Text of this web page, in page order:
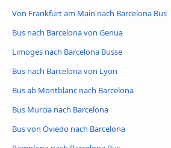
Von Frankfurt am Main nach Barcelona Bus
Bus nach Barcelona von Genua
Limoges nach Barcelona Busse
Bus nach Barcelona von Lyon
Bus ab Montblanc nach Barcelona
Bus Murcia nach Barcelona
Bus von Oviedo nach Barcelona